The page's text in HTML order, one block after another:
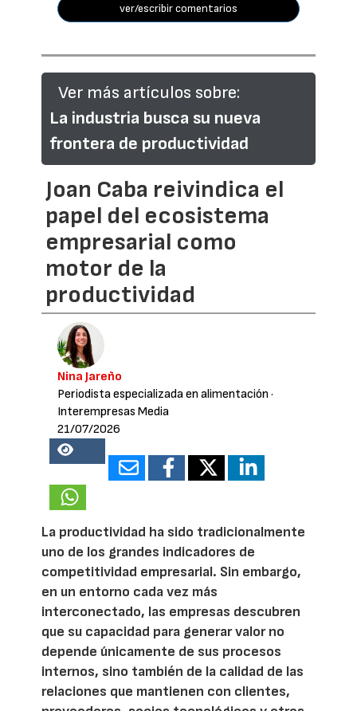
ver/escribir comentarios
Ver más artículos sobre:
La industria busca su nueva
frontera de productividad
Joan Caba reivindica el
papel del ecosistema
empresarial como
motor de la
productividad
Nina Jareño
Periodista especializada en alimentación ·
Interempresas Media
21/07/2026
18753
La productividad ha sido tradicionalmente
uno de los grandes indicadores de
competitividad empresarial. Sin embargo,
en un entorno cada vez más
interconectado, las empresas descubren
que su capacidad para generar valor no
depende únicamente de sus procesos
internos, sino también de la calidad de las
relaciones que mantienen con clientes,